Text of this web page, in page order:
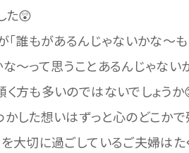
た😲
誰もがあるんじゃないかな～
～って思うことあるんじゃない
方も多いのではないでしょうか
した想いはずっと心のどこかで
大切に過ごしているご夫婦はた